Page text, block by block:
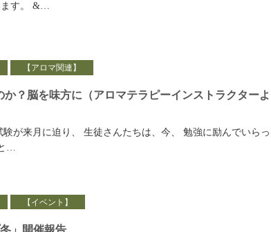
ます。 &…
【アロマ関連】
？脳を味方に（アロマテラピーインストラクターよ
が来月に迫り、 生徒さんたちは、今、 勉強に励んでいらっ
…
【イベント】
冬」開催報告